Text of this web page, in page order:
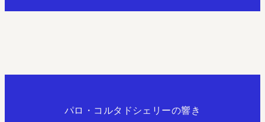
パロ・コルタドシェリーの響き